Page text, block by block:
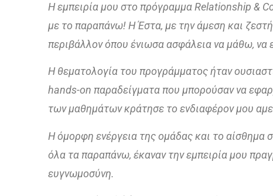
Η εμπειρία μου στο πρόγραμμα Relationship &
με το παραπάνω! Η Έστα, με την άμεση και
περιβάλλον όπου ένιωσα ασφάλεια να μάθω,
Η θεματολογία του προγράμματος ήταν
hands-on παραδείγματα που μπορούσαν να
των μαθημάτων κράτησε το ενδιαφέρον μου
Η όμορφη ενέργεια της ομάδας και το αίσθημα
όλα τα παραπάνω, έκαναν την εμπειρία μου
ευγνωμοσύνη.